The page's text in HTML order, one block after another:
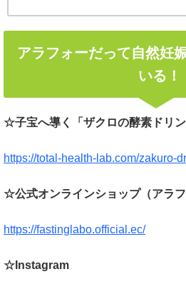
アラフォーだって自然妊
いる！
☆子宝へ導く「ザクロの酵素ドリン
https://total-health-lab.com/zakuro-
☆公式オンラインショップ（アラフ
https://fastinglabo.official.ec/
☆Instagram